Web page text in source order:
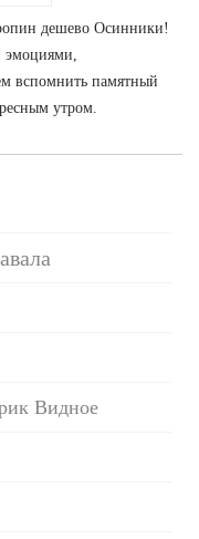
дешево Осинники!
вспомнить памятный
утром.
Видное